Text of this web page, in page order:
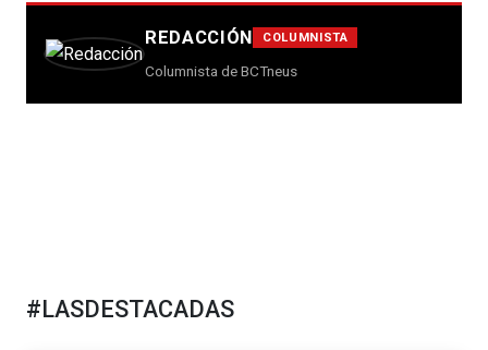
REDACCIÓN COLUMNISTA
Columnista de BCTneus
#LASDESTACADAS